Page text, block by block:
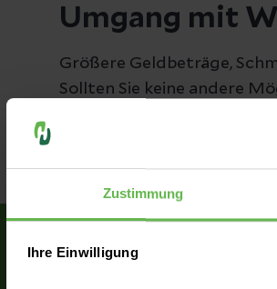
Zustimmung
Ihre Einwilligung
Umgang mit
Größere Geldbeträge,
Sollten Sie keine andere